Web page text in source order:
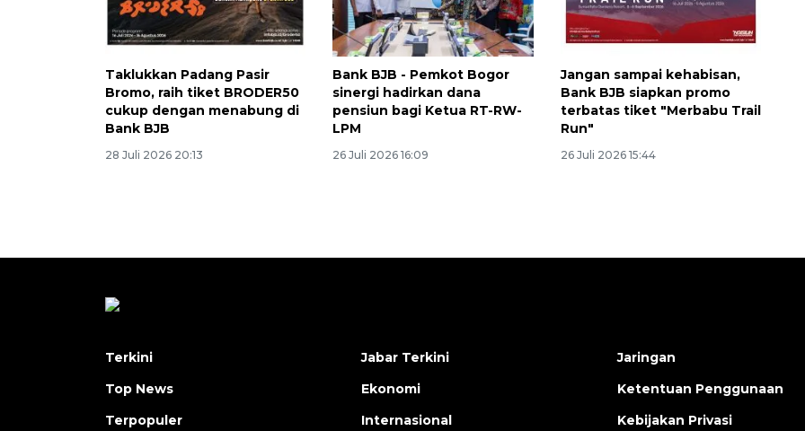
Taklukkan Padang Pasir
Bromo, raih tiket BRODER50
cukup dengan menabung di
Bank BJB
28 Juli 2026 20:13
Bank BJB - Pemkot Bogor
sinergi hadirkan dana
pensiun bagi Ketua RT-RW-
LPM
26 Juli 2026 16:09
Jangan sampai kehabisan,
Bank BJB siapkan promo
terbatas tiket "Merbabu Trail
Run"
26 Juli 2026 15:44
Terkini
Top News
Terpopuler
Jabar Terkini
Ekonomi
Internasional
Jaringan
Ketentuan Penggunaan
Kebijakan Privasi